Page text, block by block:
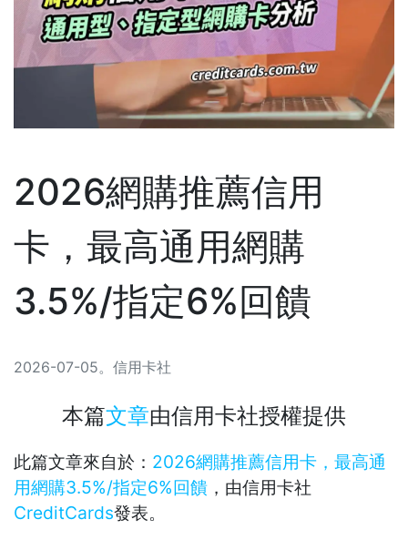
2026網購推薦信用
卡，最高通用網購
3.5%/指定6%回饋
2026-07-05。 信用卡社
本篇文章由信用卡社授權提供
此篇文章來自於： 2026網購推薦信用卡，最高通
用網購3.5%/指定6%回饋 ，由信用卡社
CreditCards發表。